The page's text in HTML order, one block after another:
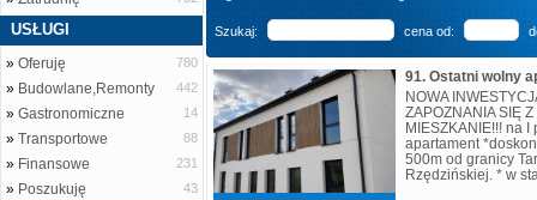
USŁUGI
» Oferuję 780
» Budowlane,Remonty 442
» Gastronomiczne 14
» Transportowe 88
» Finansowe 231
» Poszukuję 43
Szukaj: cena od:
NOWA
ZAPOZNANIA SIĘ
MIESZKANIE!!! na
apartament
500m od granicy
Rzędzińskiej. * w